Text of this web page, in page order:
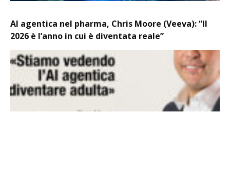
AI agentica nel pharma, Chris Moore (Veeva): “Il
2026 è l’anno in cui è diventata reale”